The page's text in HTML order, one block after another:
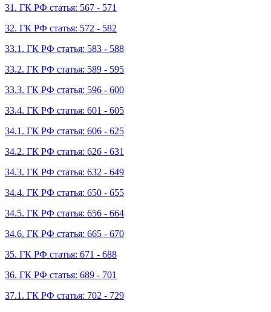
31. ГК РФ статья: 567 - 571
32. ГК РФ статья: 572 - 582
33.1. ГК РФ статья: 583 - 588
33.2. ГК РФ статья: 589 - 595
33.3. ГК РФ статья: 596 - 600
33.4. ГК РФ статья: 601 - 605
34.1. ГК РФ статья: 606 - 625
34.2. ГК РФ статья: 626 - 631
34.3. ГК РФ статья: 632 - 649
34.4. ГК РФ статья: 650 - 655
34.5. ГК РФ статья: 656 - 664
34.6. ГК РФ статья: 665 - 670
35. ГК РФ статья: 671 - 688
36. ГК РФ статья: 689 - 701
37.1. ГК РФ статья: 702 - 729